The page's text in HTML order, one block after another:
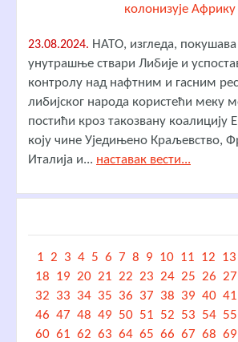
колонизује Африку
23.08.2024. НАТО, изгледа,
унутрашње ствари Либије и
контролу над нафтним и гасним
либијског народа користећи меку
постићи кроз такозвану коалицију
коју чине Уједињено Краљевство,
Италија и... наставак вести...
1 2 3 4 5 6 7 8 9 10 11 12 13
18 19 20 21 22 23 24 25 26 27
32 33 34 35 36 37 38 39 40 41
46 47 48 49 50 51 52 53 54 55
60 61 62 63 64 65 66 67 68 69